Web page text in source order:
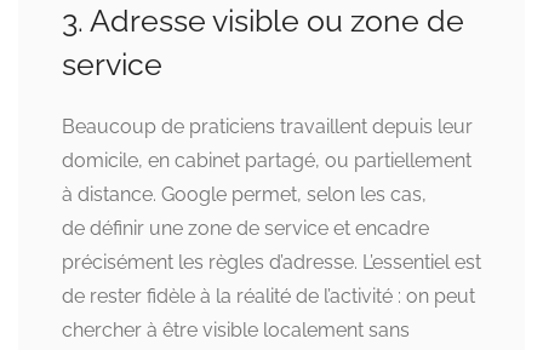
3. Adresse visible ou zone de
service
Beaucoup de praticiens travaillent depuis leur
domicile, en cabinet partagé, ou partiellement
à distance. Google permet, selon les cas,
de définir une zone de service et encadre
précisément les règles d’adresse. L’essentiel est
de rester fidèle à la réalité de l’activité : on peut
chercher à être visible localement sans